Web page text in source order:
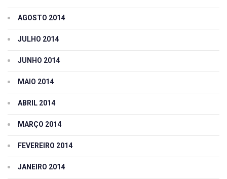
AGOSTO 2014
JULHO 2014
JUNHO 2014
MAIO 2014
ABRIL 2014
MARÇO 2014
FEVEREIRO 2014
JANEIRO 2014